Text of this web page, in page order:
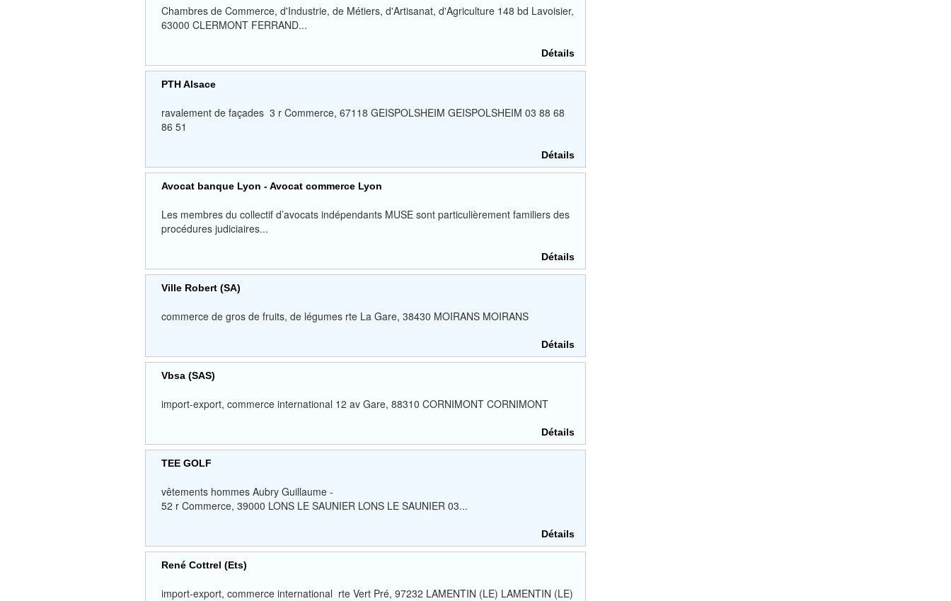
Chambres de Commerce, d'Industrie, de Métiers, d'Artisanat, d'Agriculture 148 bd Lavoisier,
63000 CLERMONT FERRAND...
Détails
PTH Alsace
ravalement de façades 3 r Commerce, 67118 GEISPOLSHEIM GEISPOLSHEIM 03 88 68
86 51
Détails
Avocat banque Lyon - Avocat commerce Lyon
Les membres du collectif d’avocats indépendants MUSE sont particulièrement familiers des
procédures judiciaires...
Détails
Ville Robert (SA)
commerce de gros de fruits, de légumes rte La Gare, 38430 MOIRANS MOIRANS
Détails
Vbsa (SAS)
import-export, commerce international 12 av Gare, 88310 CORNIMONT CORNIMONT
Détails
TEE GOLF
vêtements hommes Aubry Guillaume -
52 r Commerce, 39000 LONS LE SAUNIER LONS LE SAUNIER 03...
Détails
René Cottrel (Ets)
import-export, commerce international rte Vert Pré, 97232 LAMENTIN (LE) LAMENTIN (LE)